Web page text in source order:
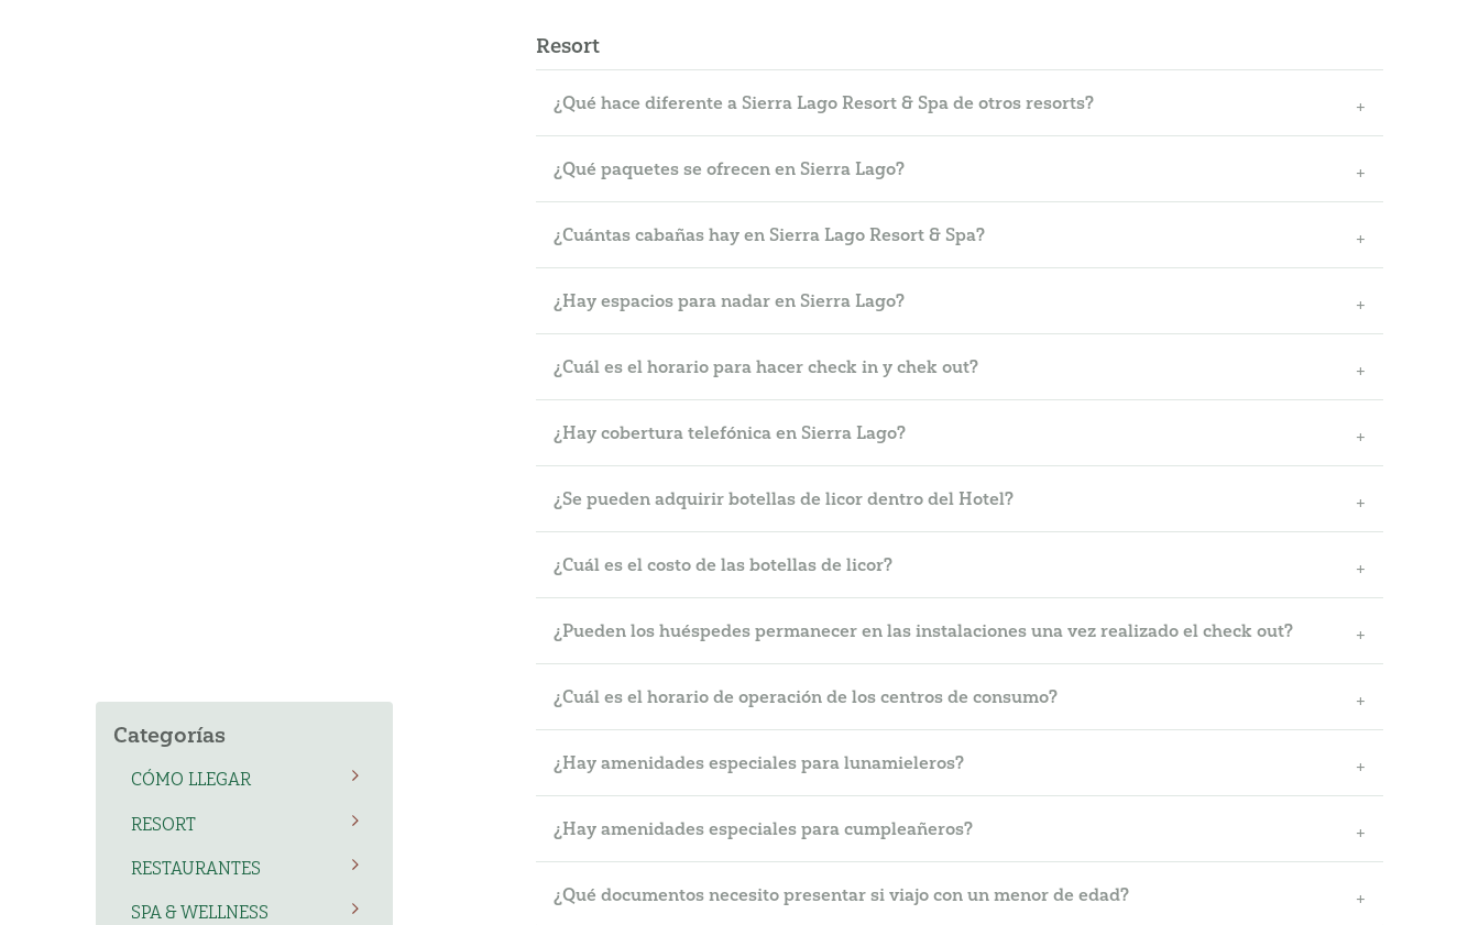
Categorías
CÓMO LLEGAR
RESORT
RESTAURANTES
SPA & WELLNESS
Resort
¿Qué hace diferente a Sierra Lago Resort & Spa de otros resorts?
¿Qué paquetes se ofrecen en Sierra Lago?
¿Cuántas cabañas hay en Sierra Lago Resort & Spa?
¿Hay espacios para nadar en Sierra Lago?
¿Cuál es el horario para hacer check in y chek out?
¿Hay cobertura telefónica en Sierra Lago?
¿Se pueden adquirir botellas de licor dentro del Hotel?
¿Cuál es el costo de las botellas de licor?
¿Pueden los huéspedes permanecer en las instalaciones una vez realizado el check out?
¿Cuál es el horario de operación de los centros de consumo?
¿Hay amenidades especiales para lunamieleros?
¿Hay amenidades especiales para cumpleañeros?
¿Qué documentos necesito presentar si viajo con un menor de edad?